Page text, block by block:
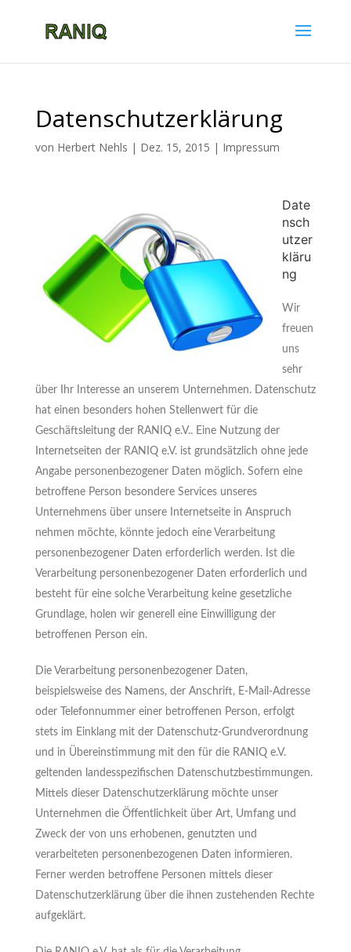
Datenschutzerklärung
von Herbert Nehls | Dez. 15, 2015 | Impressum
Date
nsch
utzer
kläru
ng
Wir
freuen
uns
sehr
über Ihr Interesse an unserem Unternehmen. Datenschutz
hat einen besonders hohen Stellenwert für die
Geschäftsleitung der RANIQ e.V.. Eine Nutzung der
Internetseiten der RANIQ e.V. ist grundsätzlich ohne jede
Angabe personenbezogener Daten möglich. Sofern eine
betroffene Person besondere Services unseres
Unternehmens über unsere Internetseite in Anspruch
nehmen möchte, könnte jedoch eine Verarbeitung
personenbezogener Daten erforderlich werden. Ist die
Verarbeitung personenbezogener Daten erforderlich und
besteht für eine solche Verarbeitung keine gesetzliche
Grundlage, holen wir generell eine Einwilligung der
betroffenen Person ein.
Die Verarbeitung personenbezogener Daten,
beispielsweise des Namens, der Anschrift, E-Mail-Adresse
oder Telefonnummer einer betroffenen Person, erfolgt
stets im Einklang mit der Datenschutz-Grundverordnung
und in Übereinstimmung mit den für die RANIQ e.V.
geltenden landesspezifischen Datenschutzbestimmungen.
Mittels dieser Datenschutzerklärung möchte unser
Unternehmen die Öffentlichkeit über Art, Umfang und
Zweck der von uns erhobenen, genutzten und
verarbeiteten personenbezogenen Daten informieren.
Ferner werden betroffene Personen mittels dieser
Datenschutzerklärung über die ihnen zustehenden Rechte
aufgeklärt.